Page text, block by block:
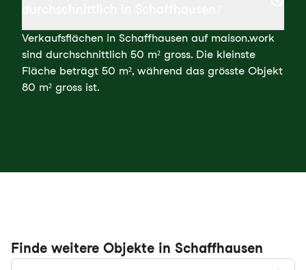
Verkaufsflächen in Schaffhausen auf maison.work
sind durchschnittlich 50 m² gross. Die kleinste
Fläche beträgt 50 m², während das grösste Objekt
80 m² gross ist.
Finde weitere Objekte in Schaffhausen